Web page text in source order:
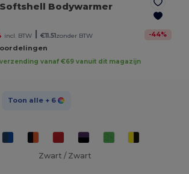
Bodywarmer
incl. BTW | €11.51zonder BTW -44%
vanaf €69 vanuit dit magazijn
Toon alle + 6
Zwart / Zwart